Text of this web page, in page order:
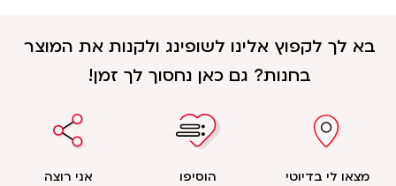
בא לך לקפוץ אלינו לשופינג ולקנות את המוצר
בחנות? גם כאן נחסוך לך זמן!
מצאו לי בדיוטי
הוסיפו
אני רוצה